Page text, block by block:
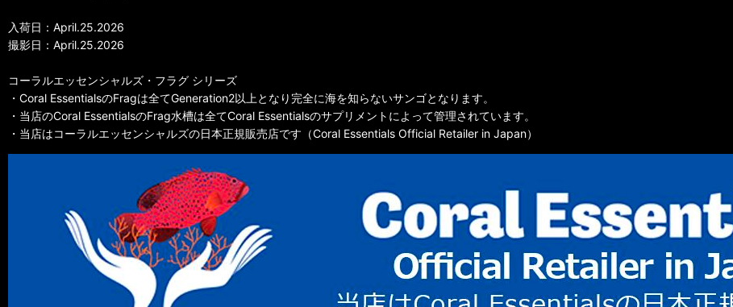
入荷日：April.25.2026
撮影日：April.25.2026
コーラルエッセンシャルズ・フラグ シリーズ
・Coral EssentialsのFragは全てGeneration2以上となり完全に海を知らないサンゴとなります。
・当店のCoral EssentialsのFrag水槽は全てCoral Essentialsのサプリメントによって管理されています。
・当店はコーラルエッセンシャルズの日本正規販売店です（Coral Essentials Official Retailer in Japan）